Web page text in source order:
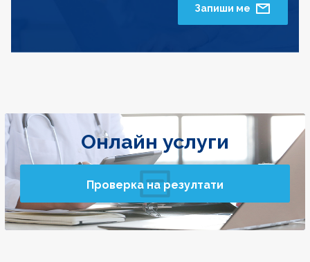
Запиши ме
Онлайн услуги
Проверка на резултати